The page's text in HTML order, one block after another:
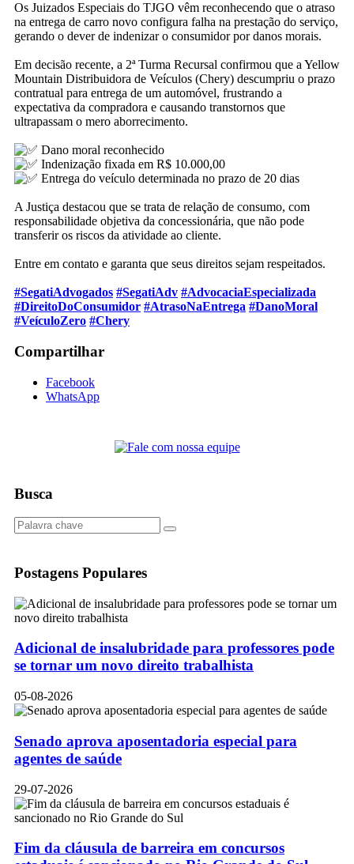
Os Juizados Especiais do TJGO vêm reconhecendo que o atraso
na entrega de carro novo configura falha na prestação do serviço,
gerando o dever de indenizar o consumidor por danos morais.
Em decisão recente, a 2ª Turma Recursal confirmou que a Yellow
Mountain Distribuidora de Veículos (Chery) descumpriu o prazo
contratual para entrega de um automóvel, frustrando a
expectativa da compradora e causando transtornos que
ultrapassam o mero aborrecimento.
Dano moral reconhecido
Indenização fixada em R$ 10.000,00
Entrega do veículo determinada no prazo de 20 dias
A Justiça destacou que se trata de relação de consumo, com
responsabilidade objetiva da concessionária, que não pode
transferir os riscos da atividade ao cliente.
Entre em contato e garanta que seus direitos sejam respeitados.
#SegatiAdvogados #SegatiAdv #AdvocaciaEspecializada
#DireitoDoConsumidor #AtrasoNaEntrega #DanoMoral
#VeículoZero #Chery
Compartilhar
Facebook
WhatsApp
Busca
Postagens Populares
Adicional de insalubridade para professores pode
se tornar um novo direito trabalhista
05-08-2026
Senado aprova aposentadoria especial para
agentes de saúde
29-07-2026
Fim da cláusula de barreira em concursos